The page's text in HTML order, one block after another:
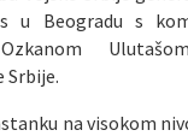
u Beogradu s
Srbije.
na visokom